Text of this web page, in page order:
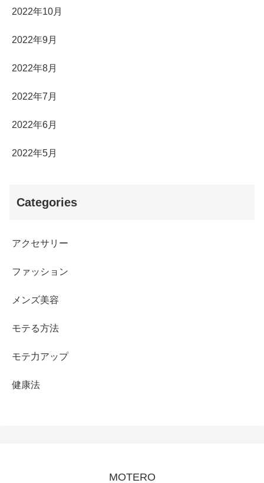
2022年10月
2022年9月
2022年8月
2022年7月
2022年6月
2022年5月
Categories
アクセサリー
ファッション
メンズ美容
モテる方法
モテ力アップ
健康法
MOTERO